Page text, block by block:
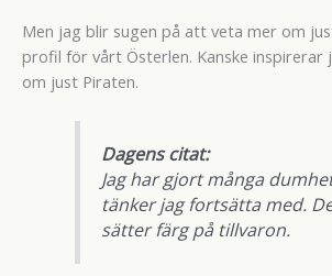
Men jag blir sugen på att veta mer om
profil för vårt Österlen. Kanske inspirerar
om just Piraten.
Dagens citat:
Jag har gjort många
tänker jag fortsätta med.
sätter färg på tillvaron.